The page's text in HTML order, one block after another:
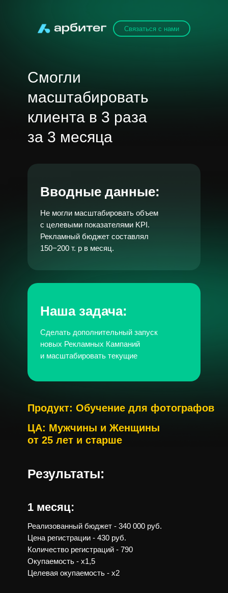
Связаться с нами
Смогли
масштабировать
клиента в 3 раза
за 3 месяца
Вводные данные:
Не могли масштабировать объем
с целевыми показателями KPI.
Рекламный бюджет составлял
150−200 т. р в месяц.
1 месяц:
Реализованный бюджет - 340 000 руб.
Цена регистрации - 430 руб.
Количество регистраций - 790
Окупаемость - х1,5
Целевая окупаемость - х2
Наша задача:
Сделать дополнительный запуск
новых Рекламных Кампаний
и масштабировать текущие
Продукт: Обучение для фотографов
ЦА: Мужчины и Женщины
от 25 лет и старше
Результаты: